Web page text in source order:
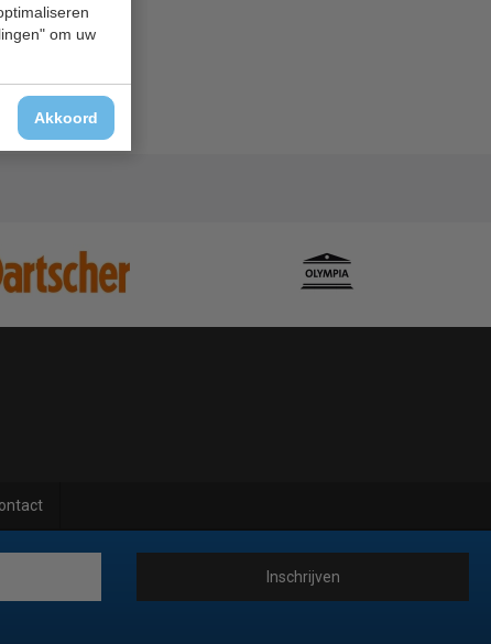
om uw
Akkoord
Inschrijven